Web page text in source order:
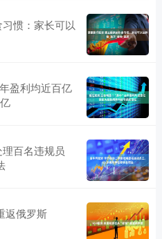
惯：家长可以
盈利均近百亿
百名违规员
返俄罗斯